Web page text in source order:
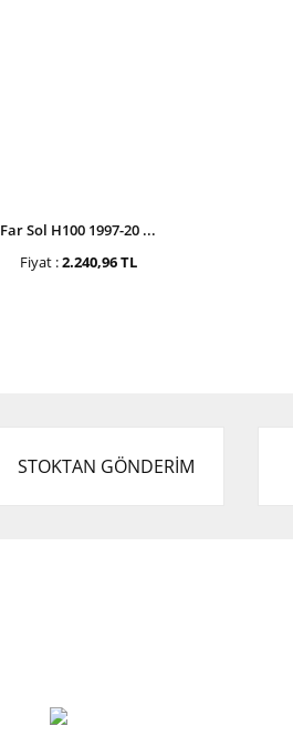
Far Sol H100 1997-20 ...
Fiyat :2.240,96 TL
STOKTAN GÖNDERİM